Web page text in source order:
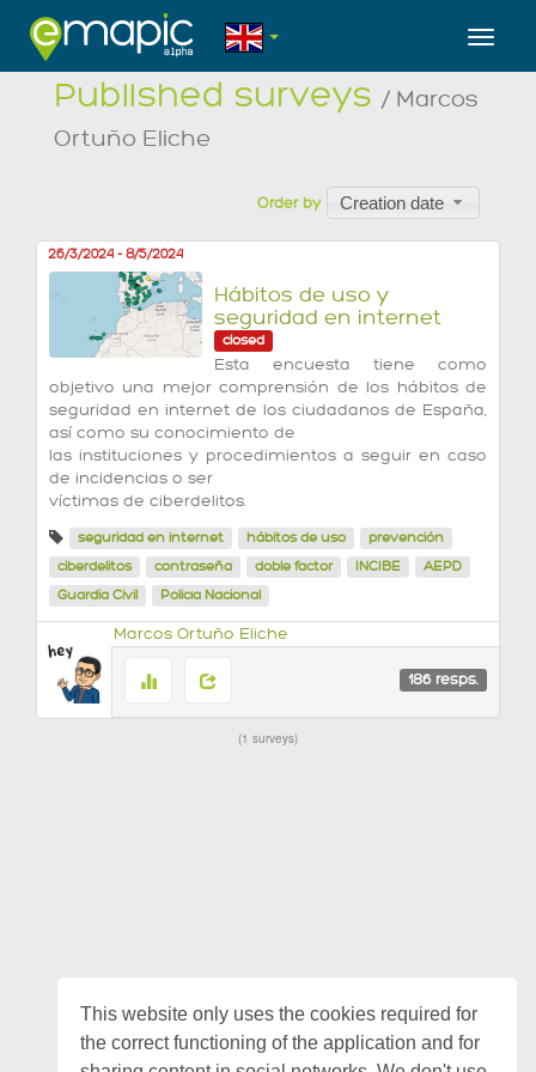
This website only uses the cookies required for
the correct functioning of the application and for
Published surveys / Marcos
Ortuño Eliche
Order by Creation date
26/3/2024 - 8/5/2024
Hábitos de uso y
seguridad en internet
closed
Esta encuesta tiene como
objetivo una mejor comprensión de los hábitos de
seguridad en internet de los ciudadanos de España,
así como su conocimiento de
las instituciones y procedimientos a seguir en caso
de incidencias o ser
víctimas de ciberdelitos.
seguridad en internet hábitos de uso
prevención
ciberdelitos
contraseña doble factor INCIBE
AEPD
Guardia Civil
Policía Nacional
Marcos Ortuño Eliche
186 resps.
1 surveys